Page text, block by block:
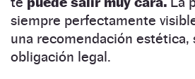
siempre perfectamente
una recomendación estética,
obligación legal.